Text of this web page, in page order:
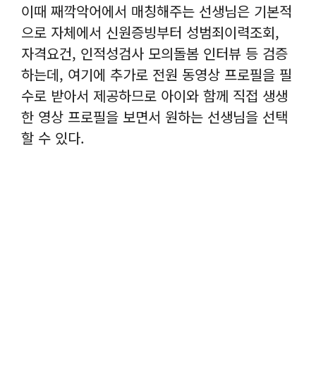
이때 째깍악어에서 매칭해주는 선생님은 기본적
으로 자체에서 신원증빙부터 성범죄이력조회,
자격요건, 인적성검사 모의돌봄 인터뷰 등 검증
하는데, 여기에 추가로 전원 동영상 프로필을 필
수로 받아서 제공하므로 아이와 함께 직접 생생
한 영상 프로필을 보면서 원하는 선생님을 선택
할 수 있다.